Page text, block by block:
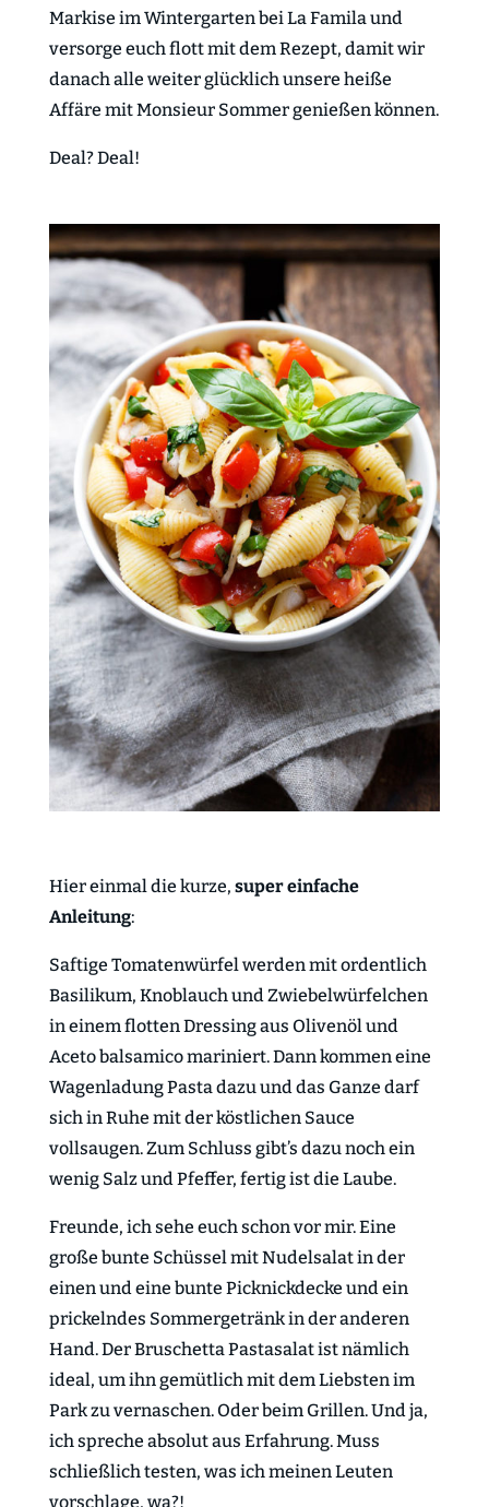
Markise im Wintergarten bei La Famila und
versorge euch flott mit dem Rezept, damit wir
danach alle weiter glücklich unsere heiße
Affäre mit Monsieur Sommer genießen können.
Deal? Deal!
Hier einmal die kurze, super einfache
Anleitung:
Saftige Tomatenwürfel werden mit ordentlich
Basilikum, Knoblauch und Zwiebelwürfelchen
in einem flotten Dressing aus Olivenöl und
Aceto balsamico mariniert. Dann kommen eine
Wagenladung Pasta dazu und das Ganze darf
sich in Ruhe mit der köstlichen Sauce
vollsaugen. Zum Schluss gibt’s dazu noch ein
wenig Salz und Pfeffer, fertig ist die Laube.
Freunde, ich sehe euch schon vor mir. Eine
große bunte Schüssel mit Nudelsalat in der
einen und eine bunte Picknickdecke und ein
prickelndes Sommergetränk in der anderen
Hand. Der Bruschetta Pastasalat ist nämlich
ideal, um ihn gemütlich mit dem Liebsten im
Park zu vernaschen. Oder beim Grillen. Und ja,
ich spreche absolut aus Erfahrung. Muss
schließlich testen, was ich meinen Leuten
vorschlage, wa?!